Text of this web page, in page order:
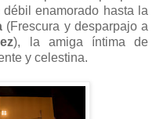
enamorado hasta la
(Frescura y desparpajo a
), la amiga íntima de
y celestina.